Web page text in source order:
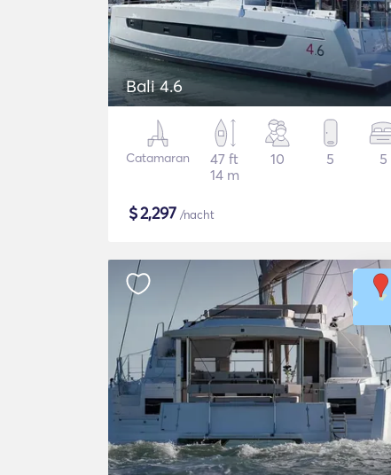
Bali 4.6
Catamaran
47 ft
14 m
10 5 5
$2,297 /nacht